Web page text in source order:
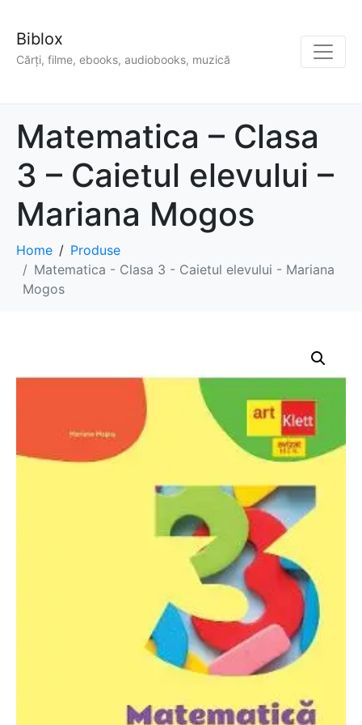
Biblox
Cărți, filme, ebooks, audiobooks, muzică
Matematica – Clasa
3 – Caietul elevului –
Mariana Mogos
Home
Produse
Matematica - Clasa 3 - Caietul elevului - Mariana
Mogos